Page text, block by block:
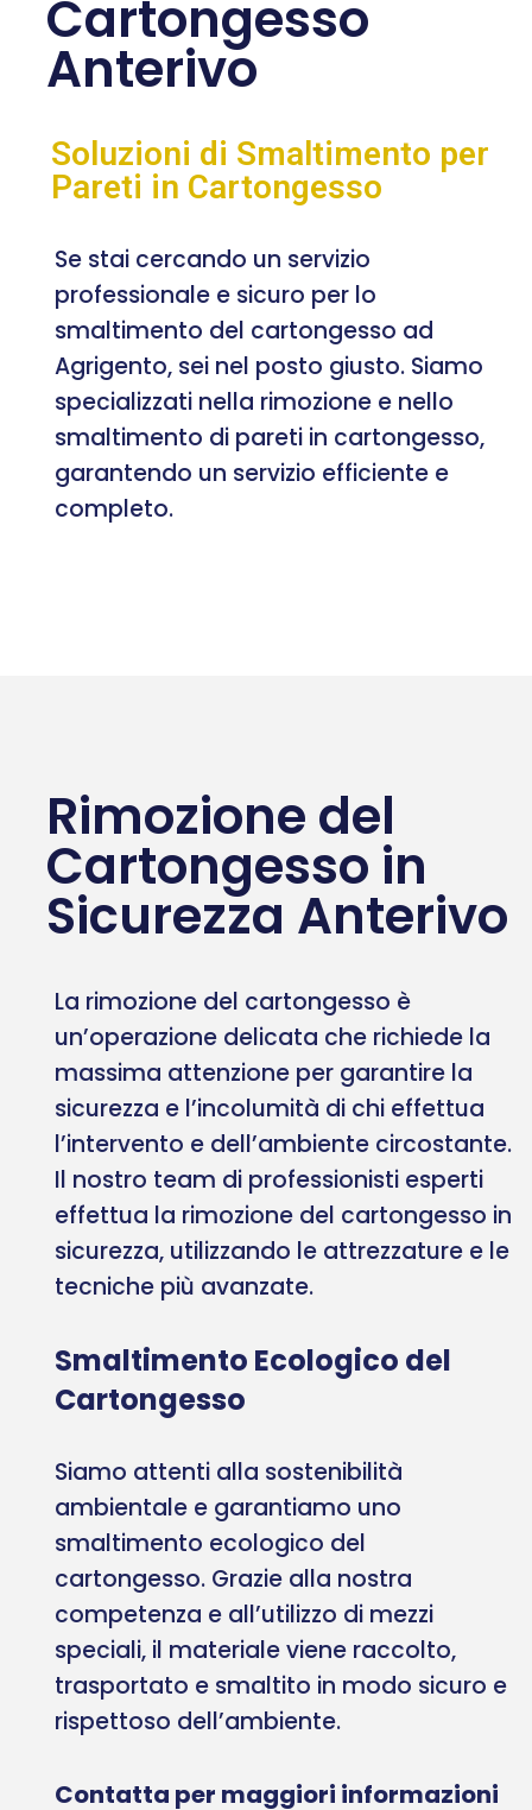
Cartongesso
Anterivo
Soluzioni di Smaltimento per
Pareti in Cartongesso
Se stai cercando un servizio
professionale e sicuro per lo
smaltimento del cartongesso ad
Agrigento, sei nel posto giusto. Siamo
specializzati nella rimozione e nello
smaltimento di pareti in cartongesso,
garantendo un servizio efficiente e
completo.
Rimozione del
Cartongesso in
Sicurezza Anterivo
La rimozione del cartongesso è
un’operazione delicata che richiede la
massima attenzione per garantire la
sicurezza e l’incolumità di chi effettua
l’intervento e dell’ambiente circostante.
Il nostro team di professionisti esperti
effettua la rimozione del cartongesso in
sicurezza, utilizzando le attrezzature e le
tecniche più avanzate.
Smaltimento Ecologico del
Cartongesso
Siamo attenti alla sostenibilità
ambientale e garantiamo uno
smaltimento ecologico del
cartongesso. Grazie alla nostra
competenza e all’utilizzo di mezzi
speciali, il materiale viene raccolto,
trasportato e smaltito in modo sicuro e
rispettoso dell’ambiente.
Contatta per maggiori informazioni